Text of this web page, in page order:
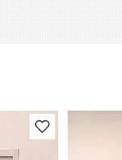
В избранное